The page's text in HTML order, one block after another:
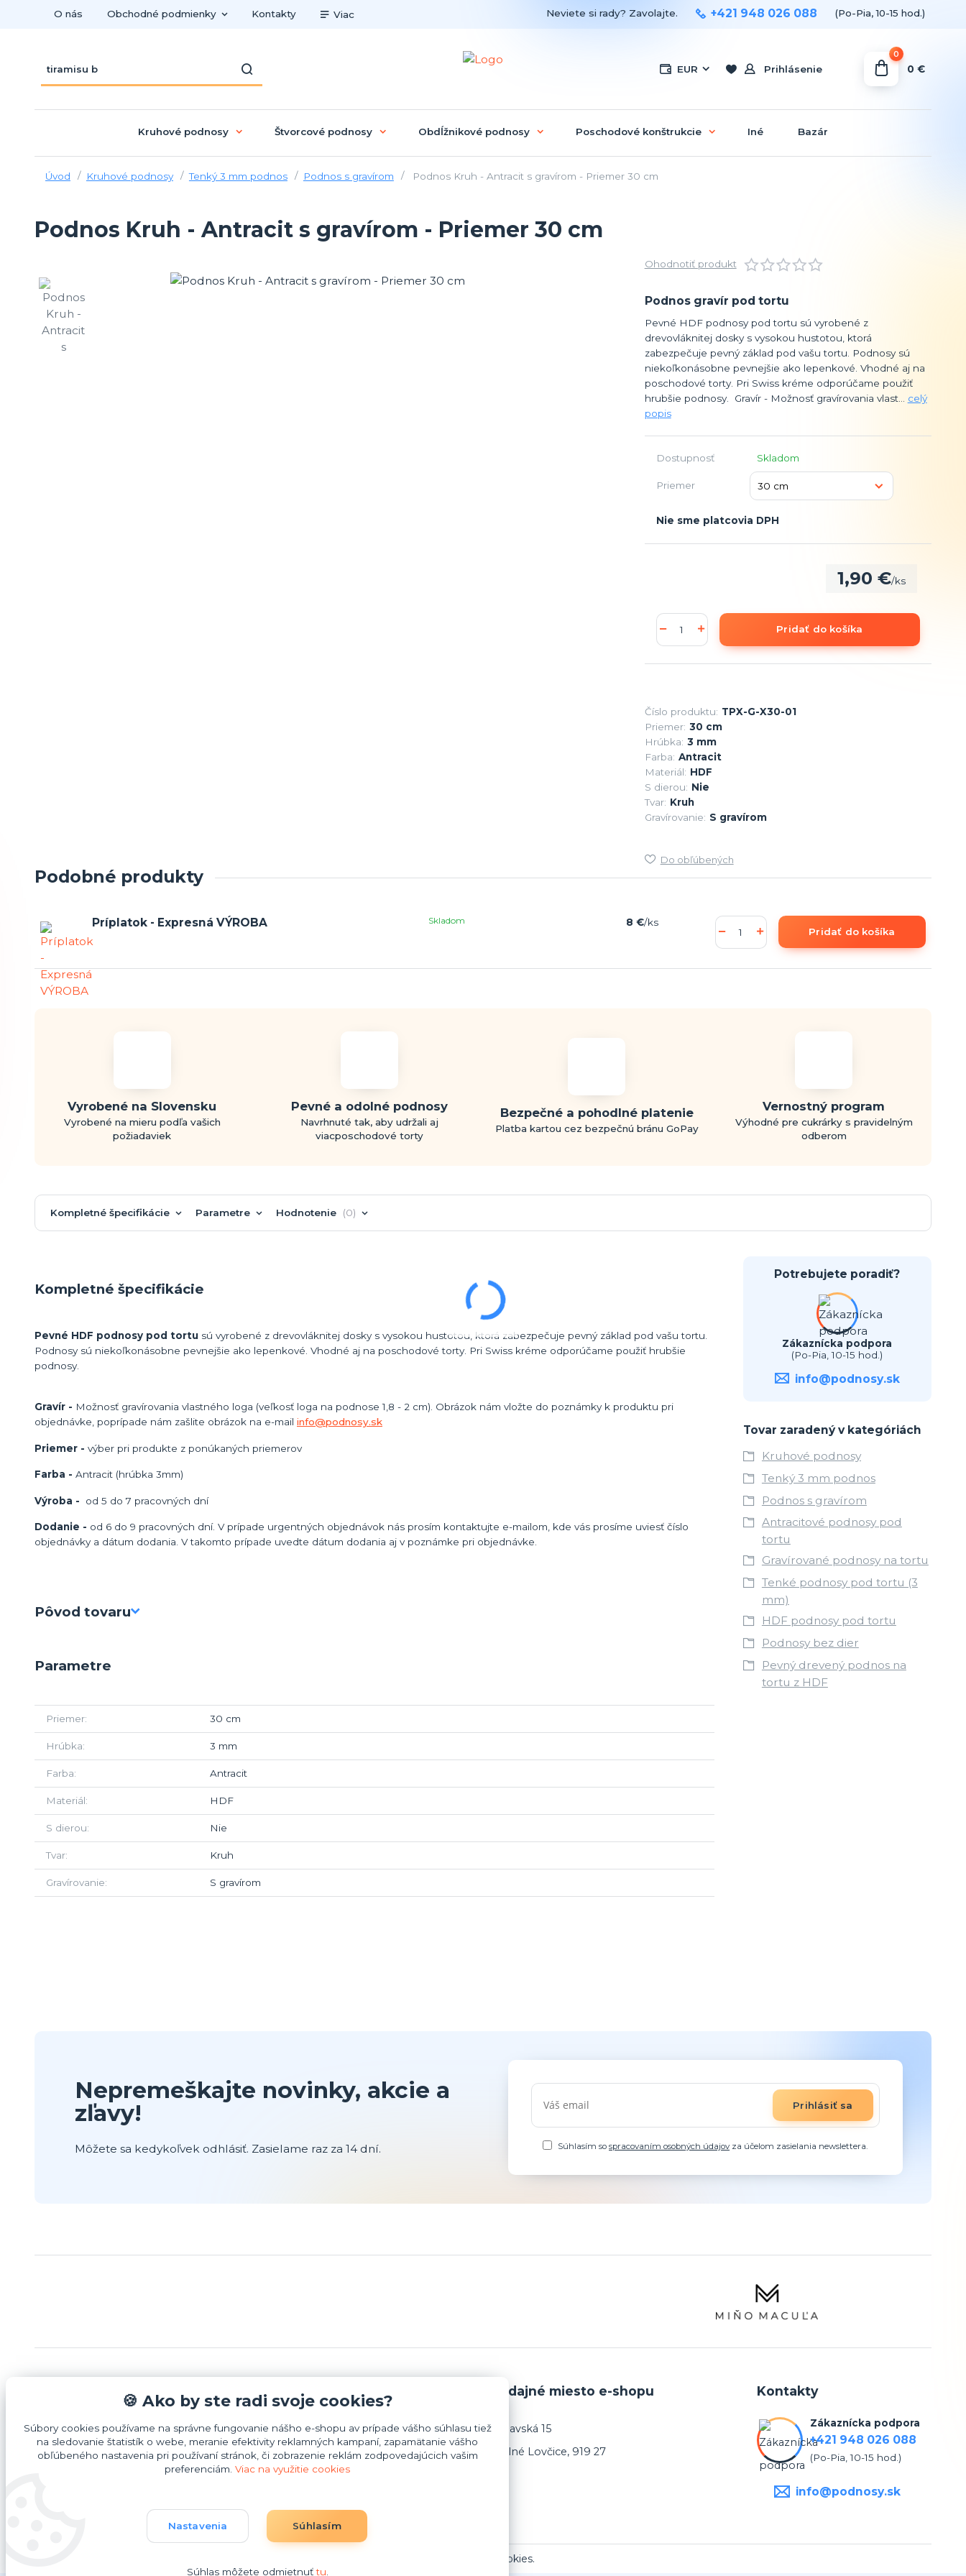
O nás Obchodné podmienky Kontakty Viac
EUR Prihlásenie
Neviete si rady? Zavolajte. +421 948 026 088 (Po-Pia, 10-15 hod.)
0
0 €
Kruhové podnosy Štvorcové podnosy Obdĺžnikové podnosy Poschodové konštrukcie Iné Bazár
Úvod Kruhové podnosy Tenký 3 mm podnos Podnos s gravírom Podnos Kruh - Antracit s gravírom - Priemer 30 cm
Podnos Kruh - Antracit s gravírom - Priemer 30 cm
Ohodnotiť produkt
Podnos gravír pod tortu
Pevné HDF podnosy pod tortu sú vyrobené z
drevovláknitej dosky s vysokou hustotou, ktorá
zabezpečuje pevný základ pod vašu tortu. Podnosy sú
niekoľkonásobne pevnejšie ako lepenkové. Vhodné aj na
poschodové torty. Pri Swiss kréme odporúčame použiť
hrubšie podnosy. Gravír - Možnosť gravírovania vlast... celý
popis
Dostupnosť Skladom
Priemer
Nie sme platcovia DPH
1,90 €/ks
Pridať do košíka
Číslo produktu: TPX-G-X30-01
Priemer: 30 cm
Hrúbka: 3 mm
Farba: Antracit
Materiál: HDF
S dierou: Nie
Tvar: Kruh
Gravírovanie: S gravírom
Do obľúbených
Podobné produkty
Príplatok - Expresná VÝROBA 8 €/ks
Skladom
Pridať do košíka
Vyrobené na Slovensku
Vyrobené na mieru podľa vašich
požiadaviek
Pevné a odolné podnosy
Navrhnuté tak, aby udržali aj
viacposchodové torty
Bezpečné a pohodlné platenie
Platba kartou cez bezpečnú bránu GoPay
Vernostný program
Výhodné pre cukrárky s pravidelným
odberom
Kompletné špecifikácie Parametre Hodnotenie 0
Kompletné špecifikácie
Pevné HDF podnosy pod tortu sú vyrobené z drevovláknitej dosky s vysokou hustotou, ktorá zabezpečuje pevný základ pod vašu tortu.
Podnosy sú niekoľkonásobne pevnejšie ako lepenkové. Vhodné aj na poschodové torty. Pri Swiss kréme odporúčame použiť hrubšie
podnosy.
Gravír - Možnosť gravírovania vlastného loga (veľkosť loga na podnose 1,8 - 2 cm). Obrázok nám vložte do poznámky k produktu pri
objednávke, poprípade nám zašlite obrázok na e-mail info@podnosy.sk
Priemer - výber pri produkte z ponúkaných priemerov
Farba - Antracit (hrúbka 3mm)
Výroba - od 5 do 7 pracovných dní
Dodanie - od 6 do 9 pracovných dní. V prípade urgentných objednávok nás prosím kontaktujte e-mailom, kde vás prosíme uviesť číslo
objednávky a dátum dodania. V takomto prípade uvedte dátum dodania aj v poznámke pri objednávke.
Pôvod tovaru
Parametre
Priemer 30 cm
Hrúbka 3 mm
Farba Antracit
Materiál HDF
S dierou Nie
Tvar Kruh
Gravírovanie S gravírom
Potrebujete poradiť?
Zákaznícka podpora
(Po-Pia, 10-15 hod.)
info@podnosy.sk
Tovar zaradený v kategóriách
Kruhové podnosy
Tenký 3 mm podnos
Podnos s gravírom
Antracitové podnosy pod
tortu
Gravírované podnosy na tortu
Tenké podnosy pod tortu (3
mm)
HDF podnosy pod tortu
Podnosy bez dier
Pevný drevený podnos na
tortu z HDF
Nepremeškajte novinky, akcie a
zľavy!
Môžete sa kedykoľvek odhlásiť. Zasielame raz za 14 dní.
Prihlásiť sa
Súhlasím sospracovaním osobných údajov za účelom zasielania newslettera.
Informácie pre zákazníkov
Bezpečnostné pokyny
O nás
Obchodné podmienky
Možnosti platby a dopravy Výdajné miesto e-shopu
Trnavská 15
Dolné Lovčice, 919 27
Kontakty
Zákaznícka podpora
+421 948 026 088
(Po-Pia, 10-15 hod.)
info@podnosy.sk
Upraviť zber cookies.
🍪 Ako by ste radi svoje cookies?
Súbory cookies používame na správne fungovanie nášho e-shopu av prípade vášho súhlasu tiež
na sledovanie štatistík o webe, meranie efektivity reklamných kampaní, zapamätanie vášho
obľúbeného nastavenia pri používaní stránok, či zobrazenie reklám zodpovedajúcich vašim
preferenciám. Viac na využitie cookies
Nastavenia Súhlasím
Súhlas môžete odmietnuťtu